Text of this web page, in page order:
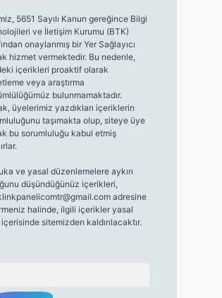
5651 Sayılı Kanun gereğince Bilgi
ve İletişim Kurumu (BTK)
onaylanmış bir Yer Sağlayıcı
hizmet vermektedir. Bu nedenle,
içerikleri proaktif olarak
veya araştırma
bulunmamaktadır.
üyelerimiz yazdıkları içeriklerin
taşımakta olup, siteye üye
bu sorumluluğu kabul etmiş
ve yasal düzenlemelere aykırı
düşündüğünüz içerikleri,
adresine
halinde, ilgili içerikler yasal
sitemizden kaldırılacaktır.